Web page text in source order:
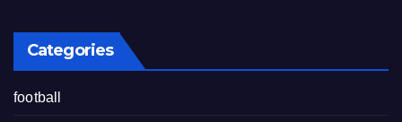
Categories
football